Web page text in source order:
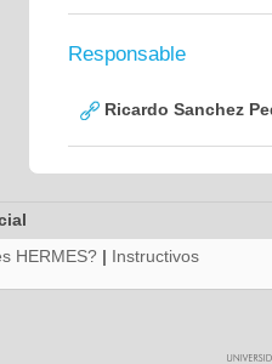
Responsable
Ricardo Sanchez
HERMES? | Instructivos